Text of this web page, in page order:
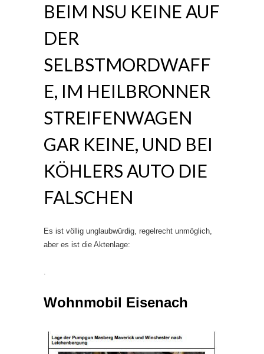
BEIM NSU KEINE AUF
DER
SELBSTMORDWAFF
E, IM HEILBRONNER
STREIFENWAGEN
GAR KEINE, UND BEI
KÖHLERS AUTO DIE
FALSCHEN
Es ist völlig unglaubwürdig, regelrecht unmöglich,
aber es ist die Aktenlage:
.
Wohnmobil Eisenach